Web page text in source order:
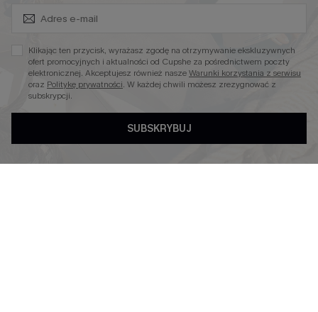
Kontroli Brzucha
Wysokim Stanem
4.4
Klikając ten przycisk, wyrażasz zgodę na otrzymywanie ekskluzywnych
ofert promocyjnych i aktualności od Cupshe za pośrednictwem poczty
elektronicznej. Akceptujesz również naszeWarunki korzystania z serwisu
oraz Politykę prywatności. W każdej chwili możesz zrezygnować z
subskrypcji.
SUBSKRYBUJ